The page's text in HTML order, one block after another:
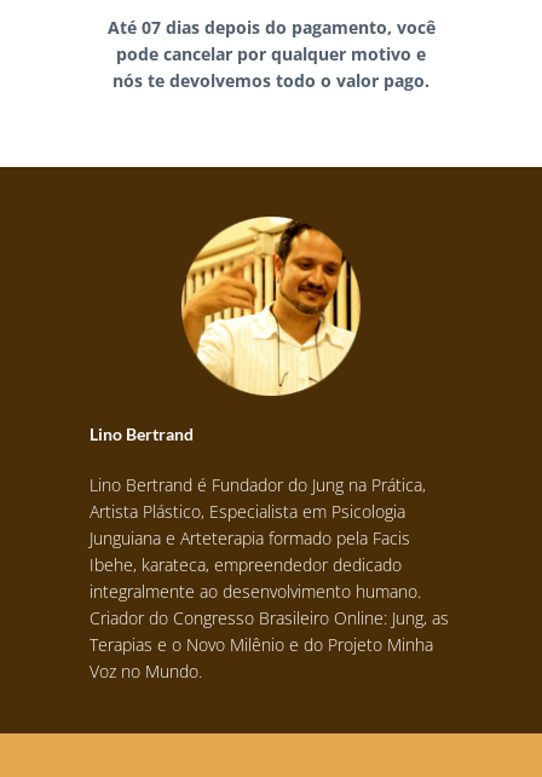
Até 07 dias depois do pagamento, você
pode cancelar por qualquer motivo e
nós te devolvemos todo o valor pago.
Lino Bertrand
Lino Bertrand é Fundador do Jung na Prática,
Artista Plástico, Especialista em Psicologia
Junguiana e Arteterapia formado pela Facis
Ibehe, karateca, empreendedor dedicado
integralmente ao desenvolvimento humano.
Criador do Congresso Brasileiro Online: Jung, as
Terapias e o Novo Milênio e do Projeto Minha
Voz no Mundo.